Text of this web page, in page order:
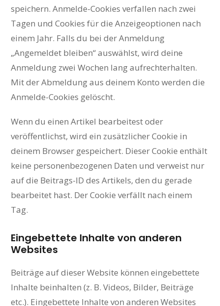
speichern. Anmelde-Cookies verfallen nach zwei
Tagen und Cookies für die Anzeigeoptionen nach
einem Jahr. Falls du bei der Anmeldung
„Angemeldet bleiben“ auswählst, wird deine
Anmeldung zwei Wochen lang aufrechterhalten.
Mit der Abmeldung aus deinem Konto werden die
Anmelde-Cookies gelöscht.
Wenn du einen Artikel bearbeitest oder
veröffentlichst, wird ein zusätzlicher Cookie in
deinem Browser gespeichert. Dieser Cookie enthält
keine personenbezogenen Daten und verweist nur
auf die Beitrags-ID des Artikels, den du gerade
bearbeitet hast. Der Cookie verfällt nach einem
Tag.
Eingebettete Inhalte von anderen
Websites
Beiträge auf dieser Website können eingebettete
Inhalte beinhalten (z. B. Videos, Bilder, Beiträge
etc.). Eingebettete Inhalte von anderen Websites